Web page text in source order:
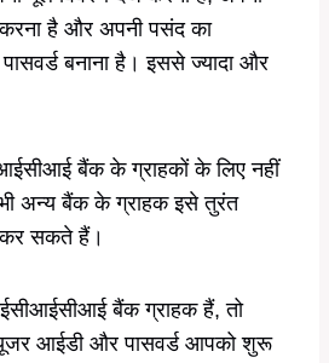
करना है और अपनी पसंद का
बनाना है। इससे ज्यादा और
बैंक के ग्राहकों के लिए नहीं
अन्य बैंक के ग्राहक इसे तुरंत
कर सकते हैं।
बैंक ग्राहक हैं, तो
आईडी और पासवर्ड आपको शुरू